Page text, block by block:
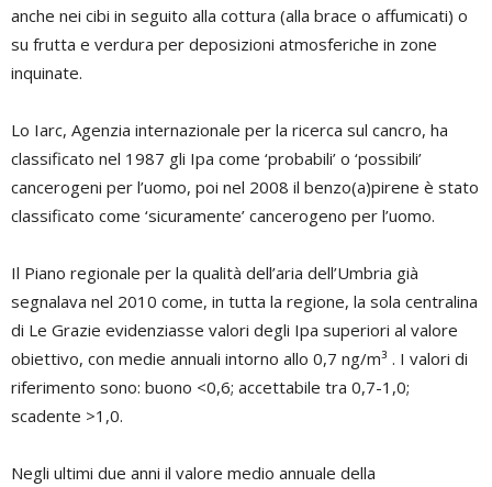
anche nei cibi in seguito alla cottura (alla brace o affumicati) o
su frutta e verdura per deposizioni atmosferiche in zone
inquinate.
Lo Iarc, Agenzia internazionale per la ricerca sul cancro, ha
classificato nel 1987 gli Ipa come ‘probabili’ o ‘possibili’
cancerogeni per l’uomo, poi nel 2008 il benzo(a)pirene è stato
classificato come ‘sicuramente’ cancerogeno per l’uomo.
Il Piano regionale per la qualità dell’aria dell’Umbria già
segnalava nel 2010 come, in tutta la regione, la sola centralina
di Le Grazie evidenziasse valori degli Ipa superiori al valore
obiettivo, con medie annuali intorno allo 0,7 ng/m³ . I valori di
riferimento sono: buono <0,6; accettabile tra 0,7-1,0;
scadente >1,0.
Negli ultimi due anni il valore medio annuale della